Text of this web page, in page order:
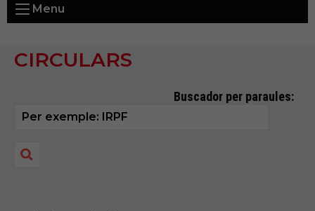
Menu
CIRCULARS
Buscador per paraules: